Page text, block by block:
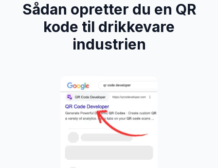
Sådan opretter du en QR
kode til drikkevare
industrien